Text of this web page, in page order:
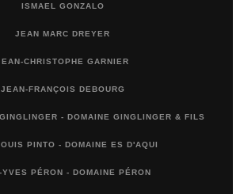
ISMAEL GONZALO
JEAN MARC DREYER
CHRISTOPHE GARNIER
JEAN-FRANÇOIS DEBOURG
- DOMAINE GINGLINGER & FILS
PINTO - DOMAINE ES D'AQUI
YVES PÉRON - DOMAINE PÉRON